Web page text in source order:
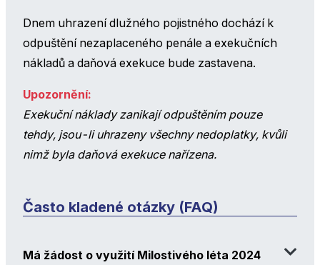
Dnem uhrazení dlužného pojistného dochází k
odpuštění nezaplaceného penále a exekučních
nákladů a daňová exekuce bude zastavena.
Upozornění:
Exekuční náklady zanikají odpuštěním pouze
tehdy, jsou-li uhrazeny všechny nedoplatky, kvůli
nimž byla daňová exekuce nařízena.
Často kladené otázky (FAQ)
Má žádost o využití Milostivého léta 2024